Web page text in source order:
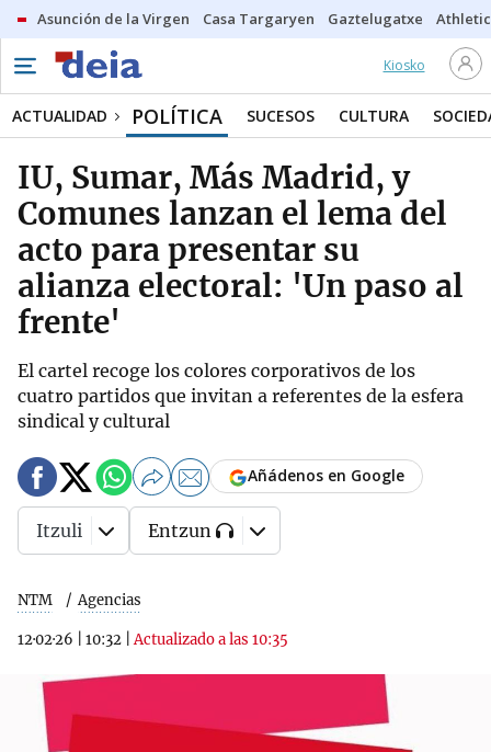
Asunción de la Virgen Casa Targaryen Gaztelugatxe Athletic
Kiosko
ACTUALIDAD POLÍTICA SUCESOS CULTURA
IU, Sumar, Más Madrid, y
Comunes lanzan el lema del
acto para presentar su
alianza electoral: 'Un paso al
frente'
El cartel recoge los colores corporativos de los
cuatro partidos que invitan a referentes de la esfera
sindical y cultural
NTM Agencias
12·02·26 10:32 |Actualizado a las 10:35
Añádenos en Google
Itzuli Entzun